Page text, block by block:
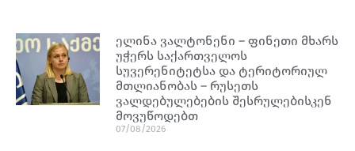
ელინა ვალტონენი – ფინეთი მხარს
უჭერს საქართველოს
სუვერენიტეტსა და ტერიტორიულ
მთლიანობას – რუსეთს
ვალდებულებების შესრულებისკენ
მოვუწოდებთ
07/08/2026